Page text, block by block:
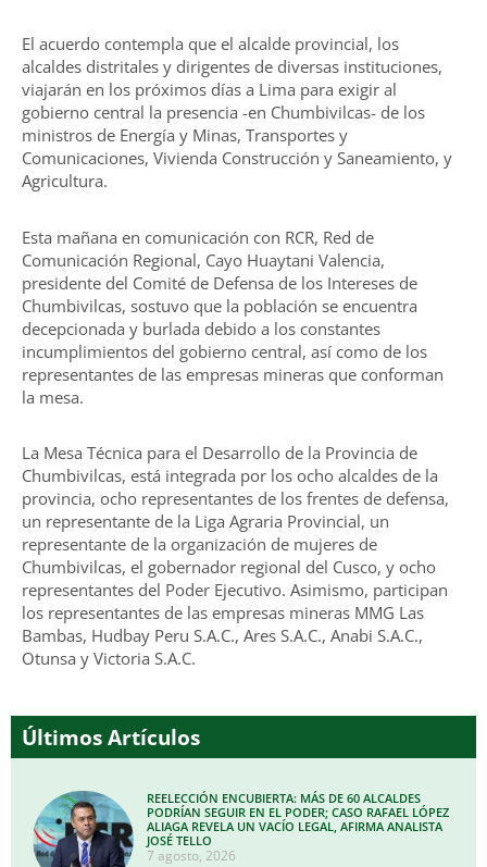
El acuerdo contempla que el alcalde provincial, los
alcaldes distritales y dirigentes de diversas instituciones,
viajarán en los próximos días a Lima para exigir al
gobierno central la presencia -en Chumbivilcas- de los
ministros de Energía y Minas, Transportes y
Comunicaciones, Vivienda Construcción y Saneamiento, y
Agricultura.
Esta mañana en comunicación con RCR, Red de
Comunicación Regional, Cayo Huaytani Valencia,
presidente del Comité de Defensa de los Intereses de
Chumbivilcas, sostuvo que la población se encuentra
decepcionada y burlada debido a los constantes
incumplimientos del gobierno central, así como de los
representantes de las empresas mineras que conforman
la mesa.
La Mesa Técnica para el Desarrollo de la Provincia de
Chumbivilcas, está integrada por los ocho alcaldes de la
provincia, ocho representantes de los frentes de defensa,
un representante de la Liga Agraria Provincial, un
representante de la organización de mujeres de
Chumbivilcas, el gobernador regional del Cusco, y ocho
representantes del Poder Ejecutivo. Asimismo, participan
los representantes de las empresas mineras MMG Las
Bambas, Hudbay Peru S.A.C., Ares S.A.C., Anabi S.A.C.,
Otunsa y Victoria S.A.C.
Últimos Artículos
REELECCIÓN ENCUBIERTA: MÁS DE 60 ALCALDES
PODRÍAN SEGUIR EN EL PODER; CASO RAFAEL LÓPEZ
ALIAGA REVELA UN VACÍO LEGAL, AFIRMA ANALISTA
JOSÉ TELLO
7 agosto, 2026